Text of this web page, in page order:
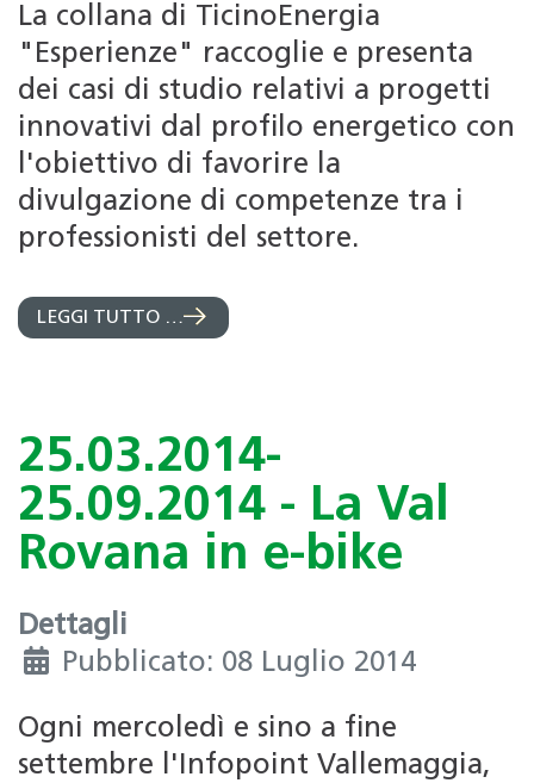
La collana di TicinoEnergia
"Esperienze" raccoglie e presenta
dei casi di studio relativi a progetti
innovativi dal profilo energetico con
l'obiettivo di favorire la
divulgazione di competenze tra i
professionisti del settore.
LEGGI TUTTO …
25.03.2014-
25.09.2014 - La Val
Rovana in e-bike
Dettagli
Pubblicato: 08 Luglio 2014
Ogni mercoledì e sino a fine
settembre l'Infopoint Vallemaggia,